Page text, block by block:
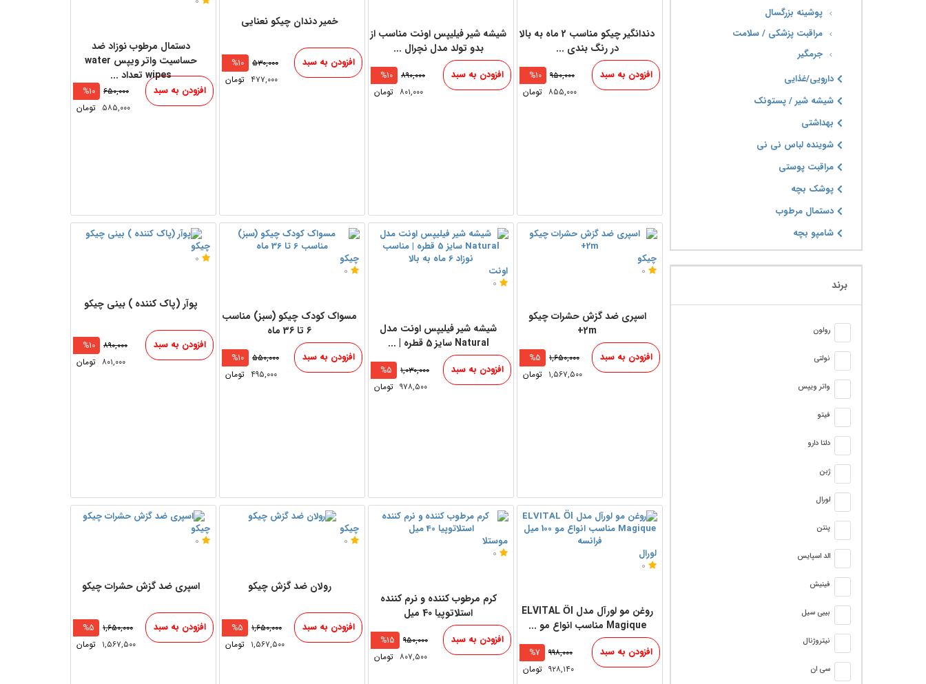
دستمال مرطوب نوزاد ضد
حساسیت واتر ویپس water
wipes تعداد ...
افزودن به سبد %10
۶۵۰,۰۰۰
۵۸۵,۰۰۰ تومان
خمیر دندان چیکو نعنایی
افزودن به سبد %10
۵۳۰,۰۰۰
۴۷۷,۰۰۰ تومان
شیشه شیر فیلیپس اونت مناسب از
بدو تولد مدل نچرال ...
افزودن به سبد %10
۸۹۰,۰۰۰
۸۰۱,۰۰۰ تومان
دندانگیر چیکو مناسب 2 ماه به بالا
در رنگ بندی ...
افزودن به سبد %10
۹۵۰,۰۰۰
۸۵۵,۰۰۰ تومان
چیکو
0
پوآر (پاک کننده ) بینی چیکو
افزودن به سبد %10
۸۹۰,۰۰۰
۸۰۱,۰۰۰ تومان
چیکو
0
مسواک کودک چیکو (سبز) مناسب
6 تا 36 ماه
افزودن به سبد %10
۵۵۰,۰۰۰
۴۹۵,۰۰۰ تومان
اونت
0
شیشه شیر فیلیپس اونت مدل
Natural سایز 5 قطره | ...
افزودن به سبد %5
۱,۰۳۰,۰۰۰
۹۷۸,۵۰۰ تومان
چیکو
0
اسپری ضد گزش حشرات چیکو
2m+
افزودن به سبد %5
۱,۶۵۰,۰۰۰
۱,۵۶۷,۵۰۰ تومان
چیکو
0
اسپری ضد گزش حشرات چیکو
افزودن به سبد %5
۱,۶۵۰,۰۰۰
۱,۵۶۷,۵۰۰ تومان
چیکو
0
رولان ضد گزش چیکو
افزودن به سبد %5
۱,۶۵۰,۰۰۰
۱,۵۶۷,۵۰۰ تومان
موستلا
0
کرم مرطوب کننده و نرم کننده
استلاتوپیا 40 میل
افزودن به سبد %15
۹۵۰,۰۰۰
۸۰۷,۵۰۰ تومان
لورال
0
روغن مو لورآل مدل ELVITAL Öl
Magique مناسب انواع مو ...
افزودن به سبد %7
۹۹۸,۰۰۰
۹۲۸,۱۴۰ تومان
پوشینه بزرگسال
مراقبت پزشکی / سلامت
جرمگیر
دارویی/غذایی
شیشه شیر / پستونک
بهداشتی
شوینده لباس نی نی
مراقبت پوستی
پوشک بچه
دستمال مرطوب
شامپو بچه
برند
رولون
نولتی
واتر ویپس
فيتو
دلتا دارو
ژبن
لورال
پنتن
الد اسپایس
فینیش
بیبی سیل
نیتروژنال
سی ان